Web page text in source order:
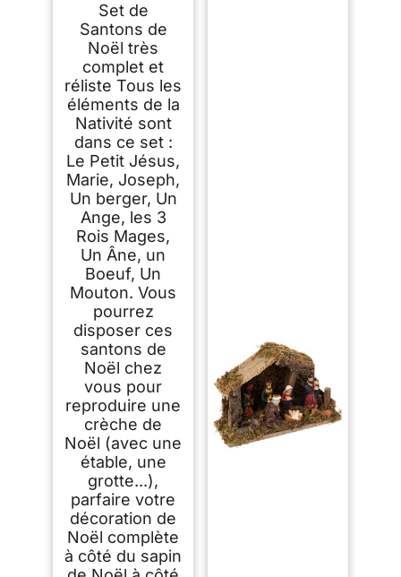
Noël réalistes
Set de
Santons de
Noël très
complet et
réliste Tous les
éléments de la
Nativité sont
dans ce set :
Le Petit Jésus,
Marie, Joseph,
Un berger, Un
Ange, les 3
Rois Mages,
Un Âne, un
Boeuf, Un
Mouton. Vous
pourrez
disposer ces
santons de
Noël chez
vous pour
reproduire une
crèche de
Noël (avec une
étable, une
grotte...),
parfaire votre
décoration de
Noël complète
à côté du sapin